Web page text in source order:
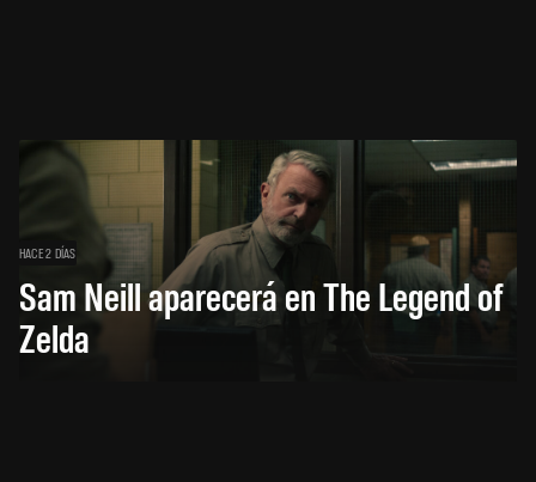
HACE 2 DÍAS
Sam Neill aparecerá en The Legend of
Zelda